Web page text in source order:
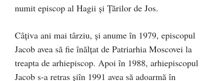
numit episcop al Hagii și Țărilor de Jos.
Câțiva ani mai târziu, și anume în 1979, episcopul
Jacob avea să fie înălțat de Patriarhia Moscovei la
treapta de arhiepiscop. Apoi în 1988, arhiepiscopul
Jacob s-a retras șiîn 1991 avea să adoarmă în